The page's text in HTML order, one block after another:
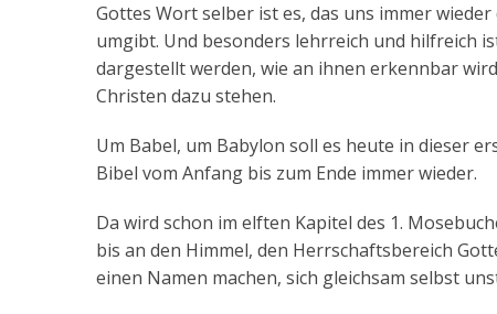
Gottes Wort selber ist es, das uns immer
umgibt. Und besonders lehrreich und hilfreich
dargestellt werden, wie an ihnen erkennbar
Christen dazu stehen.
Um Babel, um Babylon soll es heute in dieser
Bibel vom Anfang bis zum Ende immer wieder.
Da wird schon im elften Kapitel des 1.
bis an den Himmel, den Herrschaftsbereich
einen Namen machen, sich gleichsam selbst